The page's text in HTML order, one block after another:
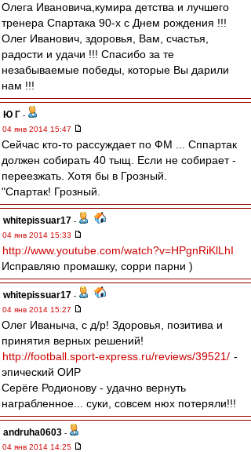
Олега Ивановича,кумира детства и лучшего
тренера Спартака 90-х с Днем рождения !!!
Олег Иванович, здоровья, Вам, счастья,
радости и удачи !!! Спасибо за те
незабываемые победы, которые Вы дарили
нам !!!
Ю Г -
04 янв 2014 15:47
Сейчас кто-то рассуждает по ФМ ... Сппартак
должен собирать 40 тыщ. Если не собирает -
переезжать. Хотя бы в Грозный.
"Спартак! Грозный.
whitepissuar17 -
04 янв 2014 15:33
http://www.youtube.com/watch?v=HPgnRiKlLhI
Исправляю промашку, сорри парни )
whitepissuar17 -
04 янв 2014 15:27
Олег Иваныча, с д/р! Здоровья, позитива и
принятия верных решений!
http://football.sport-express.ru/reviews/39521/ -
эпический ОИР
Серёге Родионову - удачно вернуть
награбленное... суки, совсем нюх потеряли!!!
andruha0603 -
04 янв 2014 14:25